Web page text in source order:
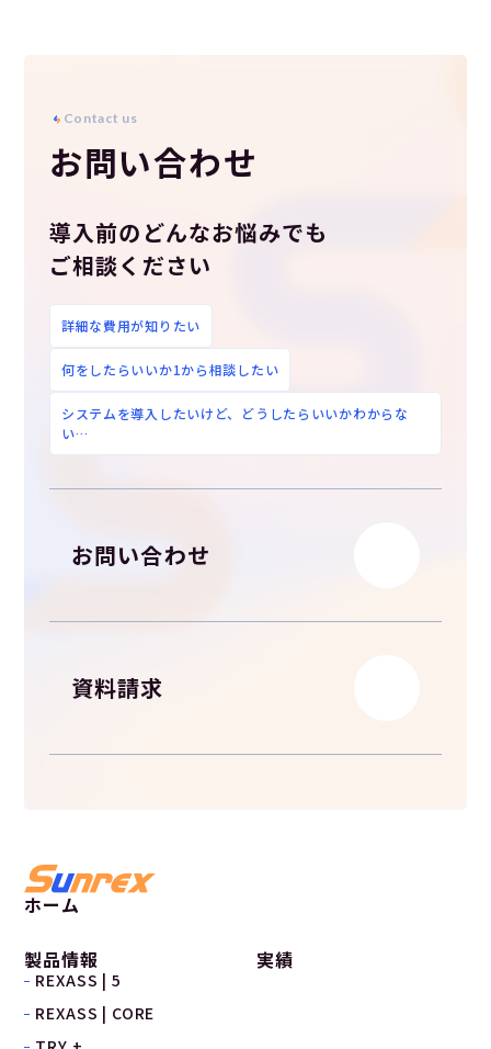
Co ntact us
お問い合わせ
導入前のどんなお悩みでも
ご相談ください
詳細な費用が知りたい
何をしたらいいか1から相談したい
システムを導入したいけど、どうしたらいいかわからな
い…
お問い合わせ
資料請求
ホーム
製品情報
REXASS | 5
REXASS | CORE
実績